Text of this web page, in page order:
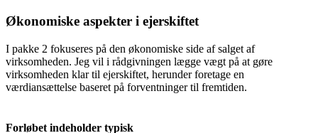
Økonomiske aspekter i ejerskiftet
I pakke 2 fokuseres på den økonomiske side af salget af
virksomheden. Jeg vil i rådgivningen lægge vægt på at gøre
virksomheden klar til ejerskiftet, herunder foretage en
værdiansættelse baseret på forventninger til fremtiden.
Forløbet indeholder typisk